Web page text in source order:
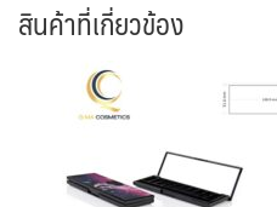
สินค้าที่เกี่ยวข้อง